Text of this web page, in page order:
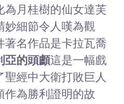
為月桂樹的仙女達芙
妙細節令人嘆為觀
著名作品是卡拉瓦喬
亞的頭顱這是一幅戲
聖經中大衛打敗巨人
作為勝利證明的故